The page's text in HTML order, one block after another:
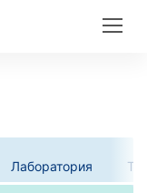
Лаборатория